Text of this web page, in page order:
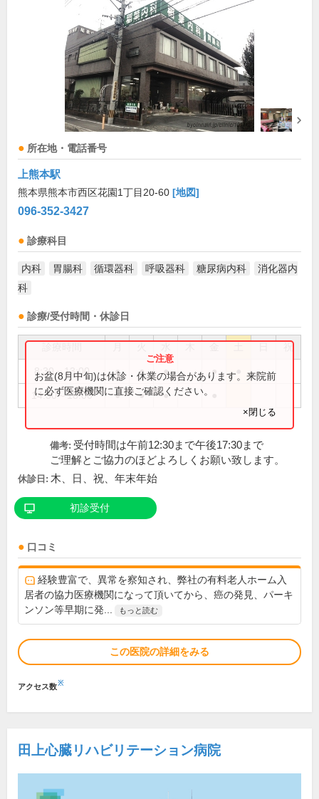
所在地・電話番号
上熊本駅
熊本県熊本市西区花園1丁目20-60 [地図]
096-352-3427
診療科目
内科 胃腸科 循環器科 呼吸器科 糖尿病内科
消化器内
科
診療/受付時間・休診日
祝
8:30～13:00 ● ● ● ●
14:30～18:00 ● ● ●
お盆(8月中旬)は休診・休業の場合があります。来院前
に必ず医療機関に直接ご確認ください。
×閉じる
備考: 受付時間は午前12:30まで午後17:30まで
ご理解とご協力のほどよろしくお願い致します。
休診日: 木、日、祝、年末年始
初診受付
口コミ
経験豊富で、異常を察知され、弊社の有料老人ホーム入
居者の協力医療機関になって頂いてから、癌の発見、パーキ
ンソン等早期に発...
もっと読む
この医院の詳細をみる
アクセス数※
田上心臓リハビリテーション病院